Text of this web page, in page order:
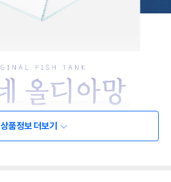
상품정보 더보기